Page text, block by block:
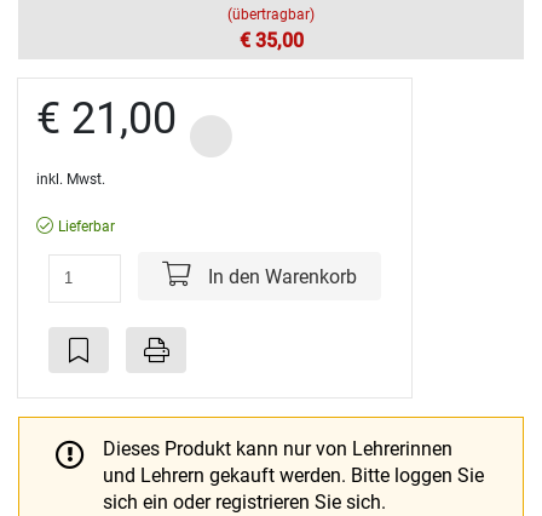
(übertragbar)
€ 35,00
€ 21,00
inkl. Mwst.
Lieferbar
In den Warenkorb
Dieses Produkt kann nur von Lehrerinnen
und Lehrern gekauft werden. Bitte loggen Sie
sich ein oder registrieren Sie sich.